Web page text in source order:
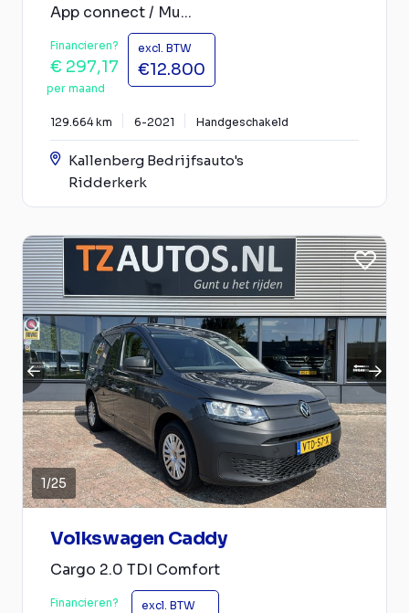
App connect / Mu...
Financieren?
€ 297,17
per maand
excl. BTW
€12.800
129.664 km 6-2021 Handgeschakeld
Kallenberg Bedrijfsauto's
Ridderkerk
1/25
Volkswagen Caddy
Cargo 2.0 TDI Comfort
Financieren? excl. BTW